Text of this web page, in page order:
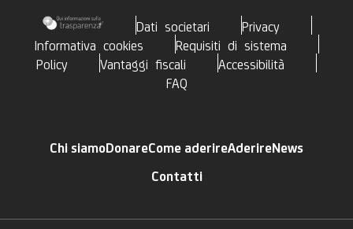
Dati societari
Privacy
Informativa cookies
Requisiti di sistema
Policy
Vantaggi fiscali
Accessibilità
FAQ
Chi siamoDonareCome aderireAderireNews
Contatti